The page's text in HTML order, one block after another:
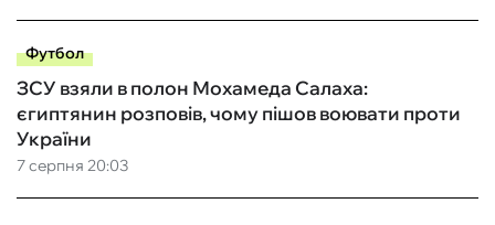
Футбол
7 серпня 20:03
ЗСУ взяли в полон Мохамеда Салаха:
єгиптянин розповів, чому пішов воювати проти
України